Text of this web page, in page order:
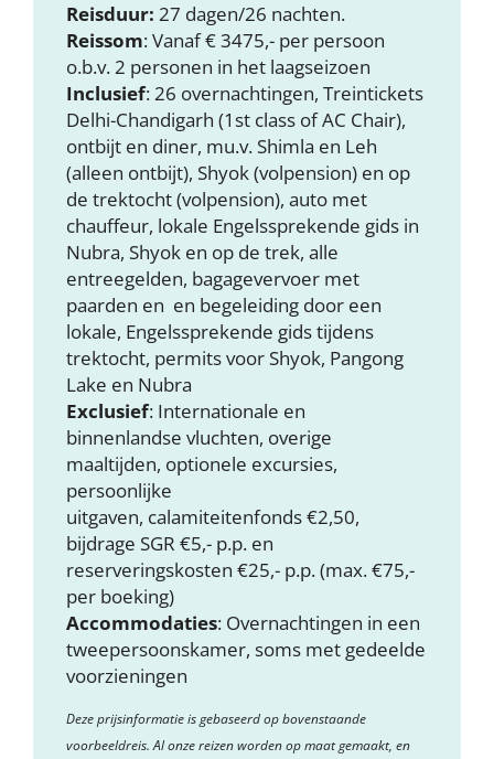
Reisduur: 27 dagen/26 nachten.
Reissom: Vanaf € 3475,- per persoon
o.b.v. 2 personen in het laagseizoen
Inclusief: 26 overnachtingen, Treintickets
Delhi-Chandigarh (1st class of AC Chair),
ontbijt en diner, mu.v. Shimla en Leh
(alleen ontbijt), Shyok (volpension) en op
de trektocht (volpension), auto met
chauffeur, lokale Engelssprekende gids in
Nubra, Shyok en op de trek, alle
entreegelden, bagagevervoer met
paarden en en begeleiding door een
lokale, Engelssprekende gids tijdens
trektocht, permits voor Shyok, Pangong
Lake en Nubra
Exclusief: Internationale en
binnenlandse vluchten, overige
maaltijden, optionele excursies,
persoonlijke
uitgaven, calamiteitenfonds €2,50,
bijdrage SGR €5,- p.p. en
reserveringskosten €25,- p.p. (max. €75,-
per boeking)
Accommodaties: Overnachtingen in een
tweepersoonskamer, soms met gedeelde
voorzieningen
Deze prijsinformatie is gebaseerd op bovenstaande
voorbeeldreis. Al onze reizen worden op maat gemaakt, en